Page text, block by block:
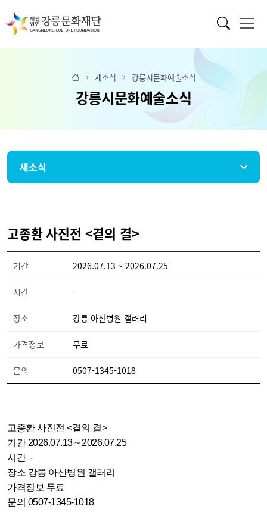
새소식 강릉시문화예술소식
강릉시문화예술소식
새소식
고종환 사진전 <곁의 결>
기간 2026.07.13 ~ 2026.07.25
시간 -
장소 강릉 아산병원 갤러리
가격정보 무료
문의 0507-1345-1018
고종환 사진전 <곁의 결>
기간 2026.07.13 ~ 2026.07.25
시간 -
장소 강릉 아산병원 갤러리
가격정보 무료
문의 0507-1345-1018